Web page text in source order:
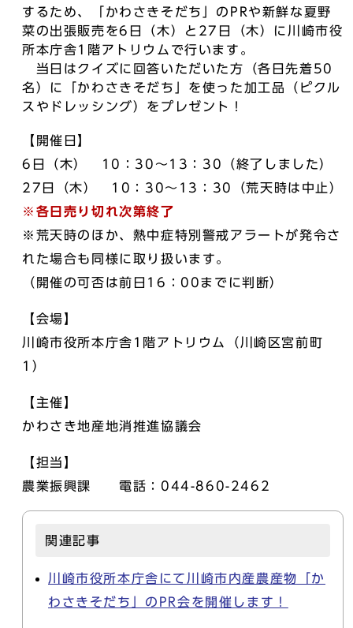
するため、「かわさきそだち」のPRや新鮮な夏野
菜の出張販売を6日（木）と27日（木）に川崎市役
所本庁舎1階アトリウムで行います。
当日はクイズに回答いただいた方（各日先着50
名）に「かわさきそだち」を使った加工品（ピクル
スやドレッシング）をプレゼント！
【開催日】
6日（木） 10：30～13：30（終了しました）
27日（木） 10：30～13：30（荒天時は中止）
※各日売り切れ次第終了
※荒天時のほか、熱中症特別警戒アラートが発令さ
れた場合も同様に取り扱います。
（開催の可否は前日16：00までに判断）
【会場】
川崎市役所本庁舎1階アトリウム（川崎区宮前町
1）
【主催】
かわさき地産地消推進協議会
【担当】
農業振興課 電話：044-860-2462
関連記事
川崎市役所本庁舎にて川崎市内産農産物「か
わさきそだち」のPR会を開催します！